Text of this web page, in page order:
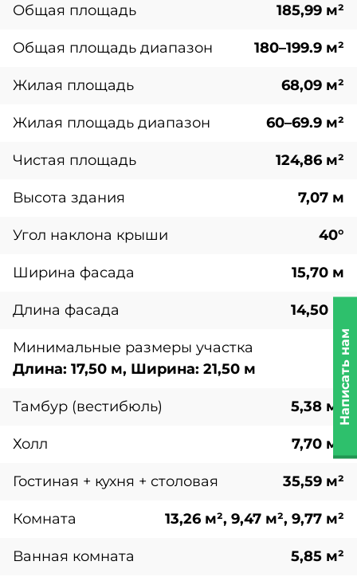
Общая площадь 185,99 м²
Общая площадь диапазон 180–199.9 м²
Жилая площадь 68,09 м²
Жилая площадь диапазон 60–69.9 м²
Чистая площадь 124,86 м²
Высота здания 7,07 м
Угол наклона крыши 40°
Ширина фасада 15,70 м
Длина фасада 14,50 м
Минимальные размеры участка
Длина: 17,50 м, Ширина: 21,50 м
Тамбур (вестибюль) 5,38 м²
Холл 7,70 м²
Гостиная + кухня + столовая 35,59 м²
Комната 13,26 м², 9,47 м², 9,77 м²
Ванная комната 5,85 м²
Написать нам